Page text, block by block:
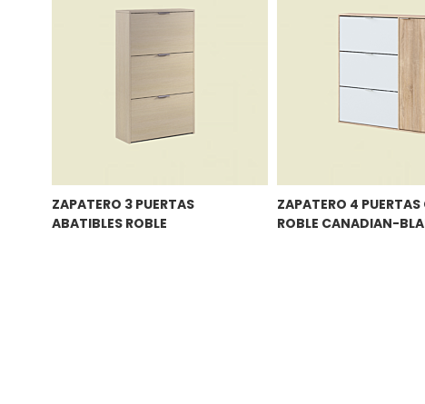
ZAPATERO 3 PUERTAS
ABATIBLES ROBLE
ZAPATERO 4 PUERTAS
ROBLE CANADIAN-